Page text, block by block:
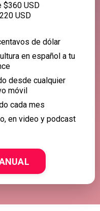
$360 USD
USD
de dólar
en español a tu
desde cualquier
móvil
cada mes
en video y podcast